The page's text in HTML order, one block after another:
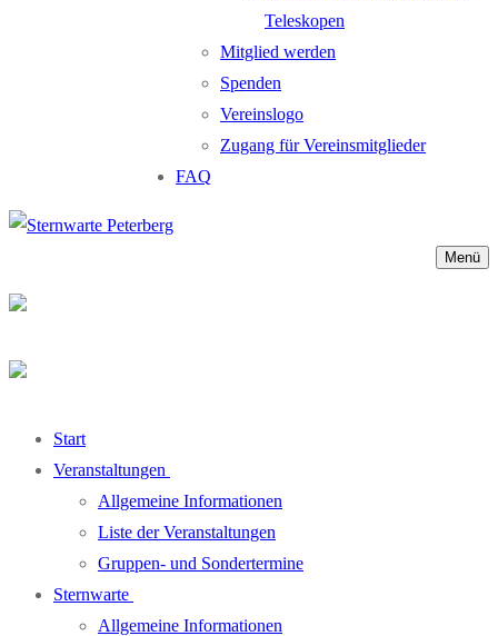
Teleskopen
Mitglied werden
Spenden
Vereinslogo
Zugang für Vereinsmitglieder
FAQ
Menü
Start
Veranstaltungen
Allgemeine Informationen
Liste der Veranstaltungen
Gruppen- und Sondertermine
Sternwarte
Allgemeine Informationen